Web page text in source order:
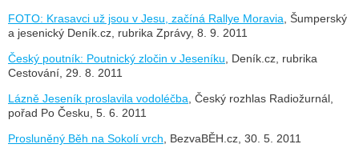
FOTO: Krasavci už jsou v Jesu, začíná Rallye Moravia , Šumperský
a jesenický Deník.cz, rubrika Zprávy, 8. 9. 2011
Český poutník: Poutnický zločin v Jeseníku , Deník.cz, rubrika
Cestování, 29. 8. 2011
Lázně Jeseník proslavila vodoléčba , Český rozhlas Radiožurnál,
pořad Po Česku, 5. 6. 2011
Prosluněný Běh na Sokolí vrch , BezvaBĚH.cz, 30. 5. 2011